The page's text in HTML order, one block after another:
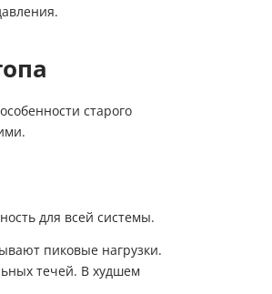
причину обращения
старого
для всей системы.
пиковые нагрузки.
течей. В худшем
анализ воды
воды из скважины, колодца или другого
аккредитованной лабораторией компании
в один клик
время для уточнения деталей заказа
звонок
Ваше время и звоним только по делу!
обращения